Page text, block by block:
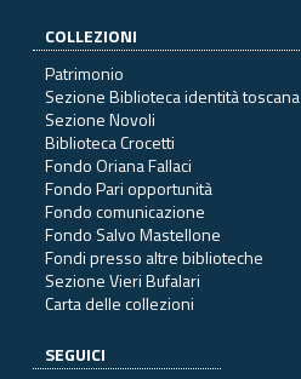
COLLEZIONI
Patrimonio
Sezione Biblioteca identità toscana
Sezione Novoli
Biblioteca Crocetti
Fondo Oriana Fallaci
Fondo Pari opportunità
Fondo comunicazione
Fondo Salvo Mastellone
Fondi presso altre biblioteche
Sezione Vieri Bufalari
Carta delle collezioni
SEGUICI